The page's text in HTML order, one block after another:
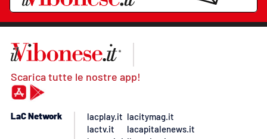
Scarica tutte le nostre app!
LaC Network
lacplay.it
lactv.it
lacitymag.it
lacapitalenews.it